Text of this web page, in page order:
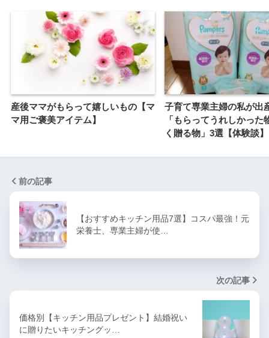
産後ママがもらって嬉しいもの【マ
マ用ご褒美アイテム】
子育て専業主婦の私が出
「もらってうれしかった
く贈る物」3選【体験談】
前の記事
【おすすめキッチン用品7選】コスパ最強！元
栄養士、専業主婦が使…
次の記事
価格別【キッチン用品プレゼント】結婚祝い
に贈りたいキッチングッ…